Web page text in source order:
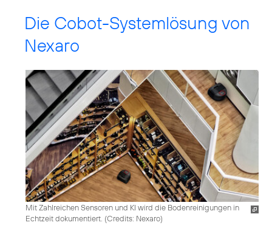
Die Cobot-Systemlösung von
Nexaro
Mit Zahlreichen Sensoren und KI wird die Bodenreinigungen in
Echtzeit dokumentiert. (Credits: Nexaro)